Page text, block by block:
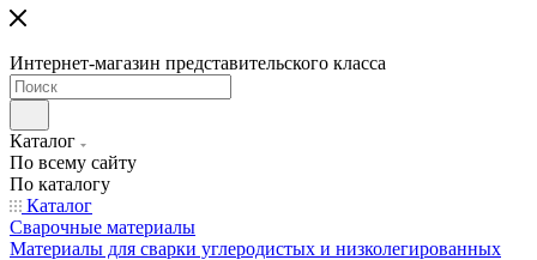
Интернет-магазин представительского класса
Каталог
По всему сайту
По каталогу
Каталог
Сварочные материалы
Материалы для сварки углеродистых и низколегированных